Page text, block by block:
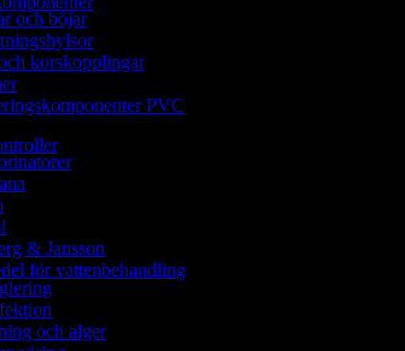
och böjar
korskopplingar
PVC
& Jansson
för vattenbehandling
och alger